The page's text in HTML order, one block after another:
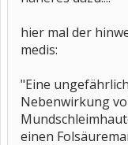
hier mal der
medis:
"Eine
Nebenwirkung
einen